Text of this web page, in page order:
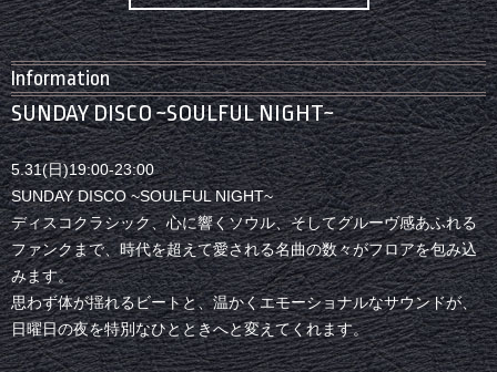
Information
SUNDAY DISCO ~SOULFUL NIGHT~
5.31(日)19:00-23:00
SUNDAY DISCO ~SOULFUL NIGHT~
ディスコクラシック、心に響くソウル、そしてグルーヴ感あふれる
ファンクまで、時代を超えて愛される名曲の数々がフロアを包み込
みます。
思わず体が揺れるビートと、温かくエモーショナルなサウンドが、
日曜日の夜を特別なひとときへと変えてくれます。